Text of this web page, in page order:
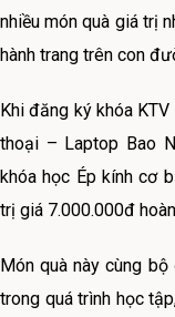
nhiều món quà giá trị
hành trang trên con
Khi đăng ký khóa
thoại – Laptop Bao
khóa học Ép kính cơ
trị giá 7.000.000đ
Món quà này cùng
trong quá trình học